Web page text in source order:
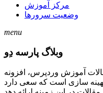
مرکز آموزش
وضعیت سرورها
menu
وبلاگ پارسه دِو
آموزش وردپرس، افزونه
سازی است که سعی دارد